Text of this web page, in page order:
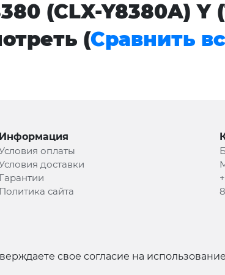
(CLX-Y8380A) Y
(Сравнить
Информация
оплаты
доставки
Гарантии
Политика сайта
свое согласие на